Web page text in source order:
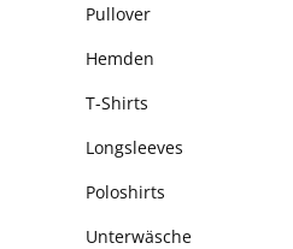
Pullover
Hemden
T-Shirts
Longsleeves
Poloshirts
Unterwäsche